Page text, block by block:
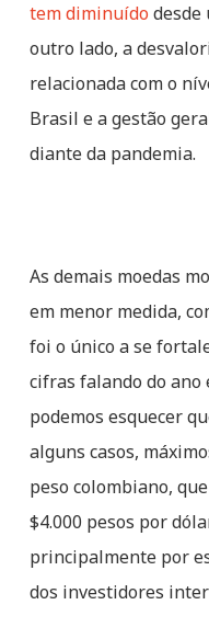
tem diminuído desde
outro lado, a
relacionada com o
Brasil e a gestão
diante da pandemia.
As demais moedas
em menor medida,
foi o único a se
cifras falando do ano
podemos esquecer
alguns casos,
peso colombiano,
$4.000 pesos por
principalmente por
dos investidores